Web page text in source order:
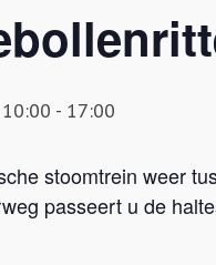
- 17:00
stoomtrein weer
passeert u de